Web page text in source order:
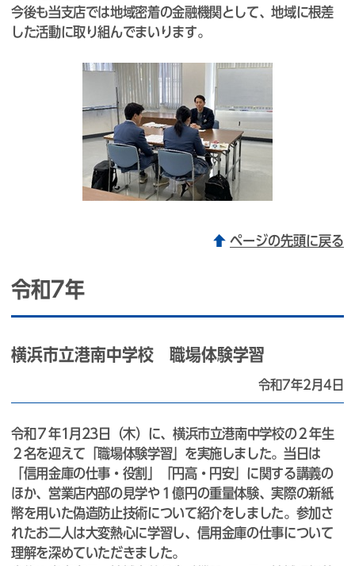
今後も当支店では地域密着の金融機関として、地域に根差
した活動に取り組んでまいります。
ページの先頭に戻る
令和7年
横浜市立港南中学校 職場体験学習
令和7年2月4日
令和７年1月23日（木）に、横浜市立港南中学校の２年生
２名を迎えて「職場体験学習」を実施しました。当日は
「信用金庫の仕事・役割」「円高・円安」に関する講義の
ほか、営業店内部の見学や１億円の重量体験、実際の新紙
幣を用いた偽造防止技術について紹介をしました。参加さ
れたお二人は大変熱心に学習し、信用金庫の仕事について
理解を深めていただきました。